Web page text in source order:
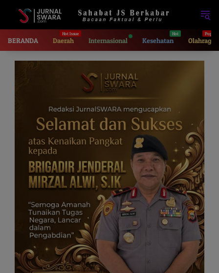
BERANDA Daerah Internasional Kesehatan Olahraga